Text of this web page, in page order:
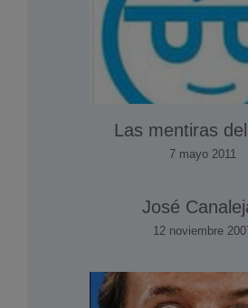
Las mentiras
7 mayo 2011
José
12 noviembre